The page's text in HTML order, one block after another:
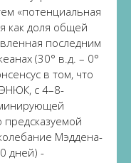
«потенциальная
как доля общей
последним
(30° в.д. – 0°
в том, что
с 4–8-
Мэддена-
дней) -